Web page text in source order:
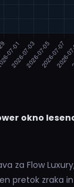
okno
za Flow
pretok zraka